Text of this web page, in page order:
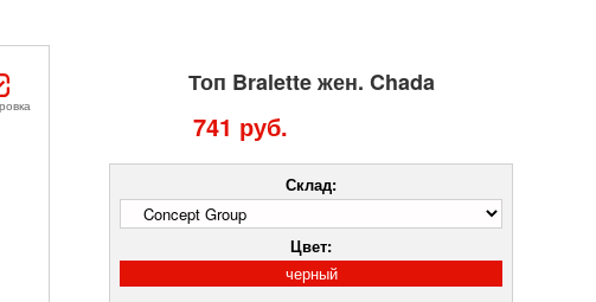
Топ Bralette жен. Chada
741 руб.
Склад:
Цвет:
черный